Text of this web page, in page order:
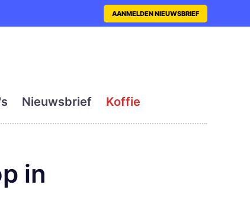
actueel en
AANMELDEN NIEUWSBRIEF
Nieuwsbrief Koffie
in